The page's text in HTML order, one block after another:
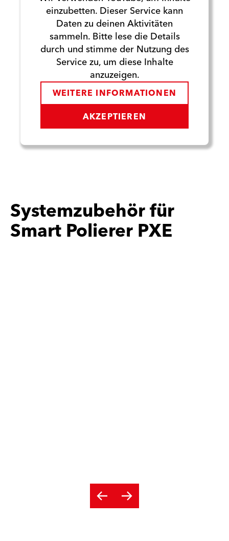
einzubetten. Dieser Service kann
Daten zu deinen Aktivitäten
sammeln. Bitte lese die Details
durch und stimme der Nutzung des
Service zu, um diese Inhalte
anzuzeigen.
WEITERE INFORMATIONEN
AKZEPTIEREN
Systemzubehör für
Smart Polierer PXE